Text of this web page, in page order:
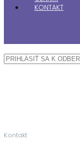
KONTAKT
Kontakt